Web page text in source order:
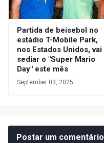
Partida de beisebol no
estádio T-Mobile Park,
nos Estados Unidos, vai
sediar o "Super Mario
Day" este mês
September 03, 2025
Postar um comentário